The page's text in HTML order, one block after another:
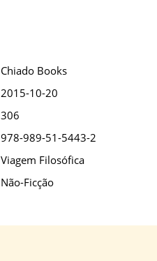
Chiado Books
2015-10-20
306
978-989-51-5443-2
Viagem Filosófica
Não-Ficção